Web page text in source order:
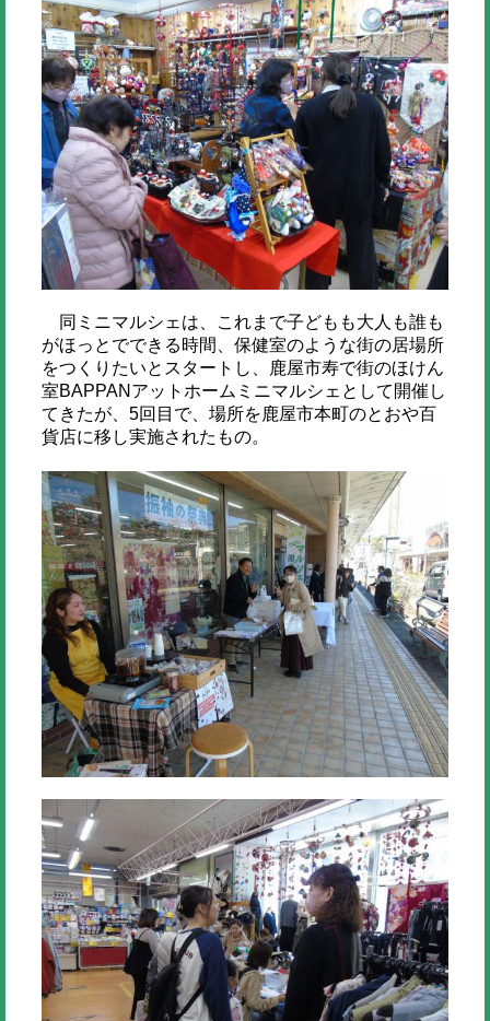
同ミニマルシェは、これまで子どもも大人も誰も
がほっとでできる時間、保健室のような街の居場所
をつくりたいとスタートし、鹿屋市寿で街のほけん
室BAPPANアットホームミニマルシェとして開催し
てきたが、5回目で、場所を鹿屋市本町のとおや百
貨店に移し実施されたもの。